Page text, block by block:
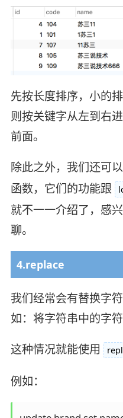
先按长度排序，小的
则按关键字从左到右
前面。
除此之外，我们还可以
函数，它们的功能跟
就不一一介绍了，感
聊。
4.replace
我们经常会有替换字
如：将字符串中的字符
这种情况就能使用
例如：